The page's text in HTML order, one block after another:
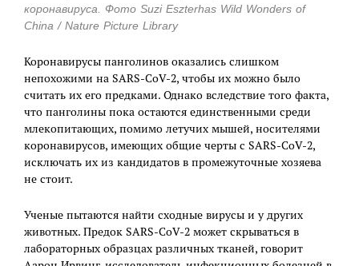
коронавируса. Фото Suzi Eszterhas Wild Wonders of
China / Nature Picture Library
Коронавирусы панголинов оказались слишком
непохожими на SARS-CoV-2, чтобы их можно было
считать их его предками. Однако вследствие того факта,
что панголины пока остаются единственными среди
млекопитающих, помимо летучих мышей, носителями
коронавирусов, имеющих общие черты с SARS-CoV-2,
исключать их из кандидатов в промежуточные хозяева
не стоит.
Ученые пытаются найти сходные вирусы и у других
животных. Предок SARS-CoV-2 может скрываться в
лабораторных образцах различных тканей, говорит